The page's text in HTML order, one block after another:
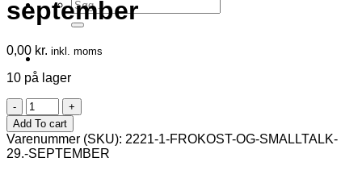
Søg
efter:
september
0,00 kr. inkl. moms
10 på lager
Frokost
og
smalltalk
29.
september
Add To cart
Varenummer (SKU): 2221-1-FROKOST-OG-SMALLTALK-
29.-SEPTEMBER